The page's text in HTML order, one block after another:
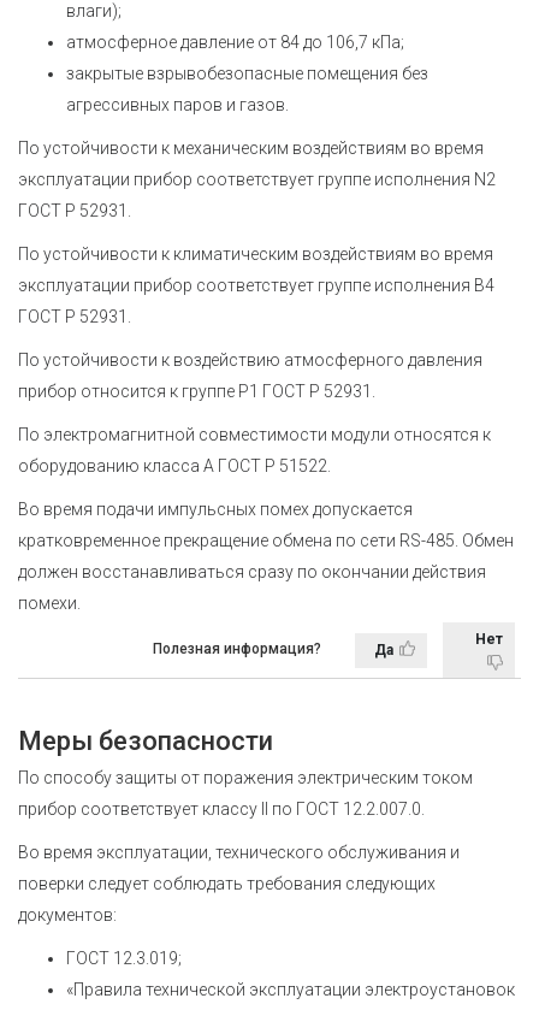
влаги);
атмосферное давление от 84 до 106,7 кПа;
закрытые взрывобезопасные помещения без
агрессивных паров и газов.
По устойчивости к механическим воздействиям во время
эксплуатации прибор соответствует группе исполнения N2
ГОСТ Р 52931.
По устойчивости к климатическим воздействиям во время
эксплуатации прибор соответствует группе исполнения В4
ГОСТ Р 52931.
По устойчивости к воздействию атмосферного давления
прибор относится к группе Р1 ГОСТ Р 52931.
По электромагнитной совместимости модули относятся к
оборудованию класса А ГОСТ Р 51522.
Во время подачи импульсных помех допускается
кратковременное прекращение обмена по сети RS-485 . Обмен
должен восстанавливаться сразу по окончании действия
помехи.
Полезная информация? Да
Нет
Меры безопасности
По способу защиты от поражения электрическим током
прибор соответствует классу II по ГОСТ 12.2.007.0
Во время эксплуатации, технического обслуживания и
поверки следует соблюдать требования следующих
документов:
ГОСТ 12.3.019;
«Правила технической эксплуатации электроустановок